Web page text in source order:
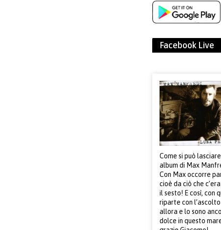
Facebook Live
Come si può
album di Max
Con Max occorre
cioè da ciò che
il sesto! E così, con
riparte con
allora e lo sono
dolce in questo